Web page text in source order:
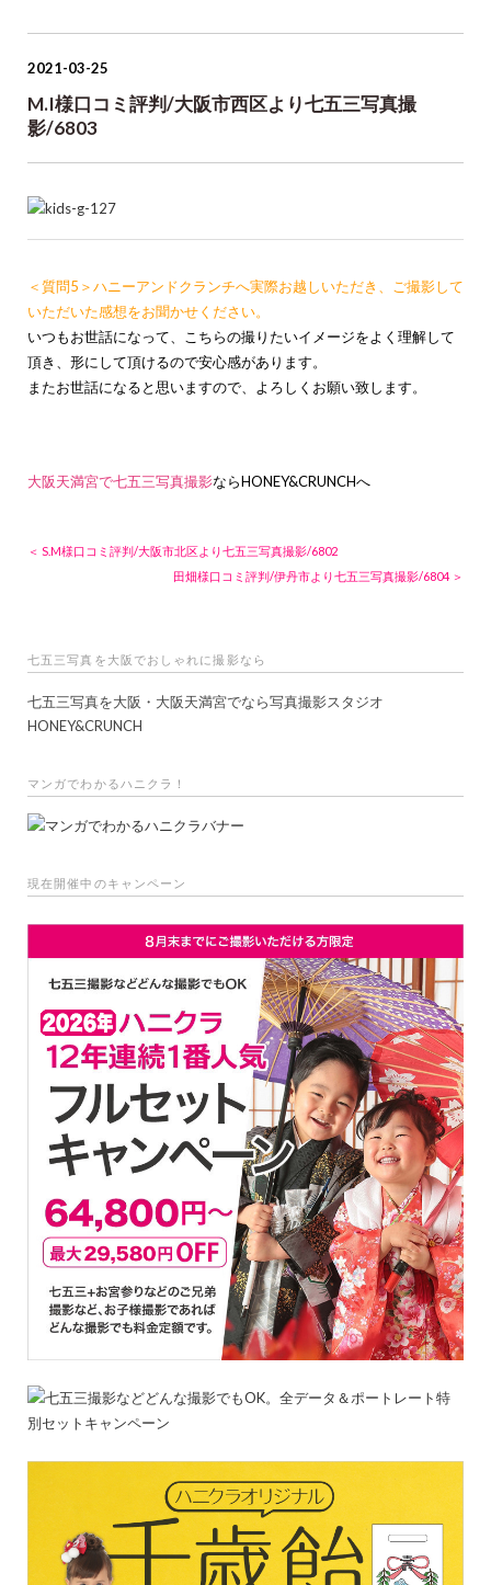
2021-03-25
M.I様口コミ評判/大阪市西区より七五三写真撮
影/6803
＜質問5＞ハニーアンドクランチへ実際お越しいただき、ご撮影して
いただいた感想をお聞かせください。
いつもお世話になって、こちらの撮りたいイメージをよく理解して
頂き、形にして頂けるので安心感があります。
またお世話になると思いますので、よろしくお願い致します。
大阪天満宮で七五三写真撮影ならHONEY&CRUNCHへ
＜ S.M様口コミ評判/大阪市北区より七五三写真撮影/6802
田畑様口コミ評判/伊丹市より七五三写真撮影/6804 ＞
七五三写真を大阪でおしゃれに撮影なら
七五三写真を大阪・大阪天満宮でなら写真撮影スタジオ
HONEY&CRUNCH
マンガでわかるハニクラ！
現在開催中のキャンペーン